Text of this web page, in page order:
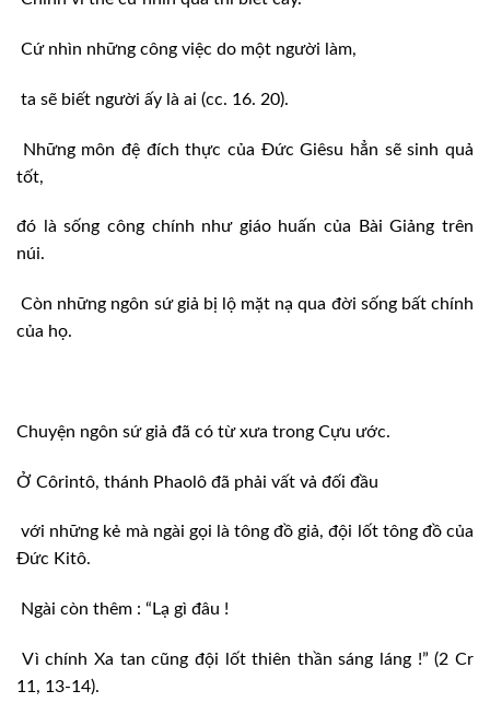
Cứ nhìn những công việc do một người làm,
ta sẽ biết người ấy là ai (cc. 16. 20).
Những môn đệ đích thực của Đức Giêsu hẳn sẽ sinh quả
tốt,
đó là sống công chính như giáo huấn của Bài Giảng trên
núi.
Còn những ngôn sứ giả bị lộ mặt nạ qua đời sống bất chính
của họ.
Chuyện ngôn sứ giả đã có từ xưa trong Cựu ước.
Ở Côrintô, thánh Phaolô đã phải vất vả đối đầu
với những kẻ mà ngài gọi là tông đồ giả, đội lốt tông đồ của
Đức Kitô.
Ngài còn thêm : “Lạ gì đâu !
Vì chính Xa tan cũng đội lốt thiên thần sáng láng !” (2 Cr
11, 13-14).